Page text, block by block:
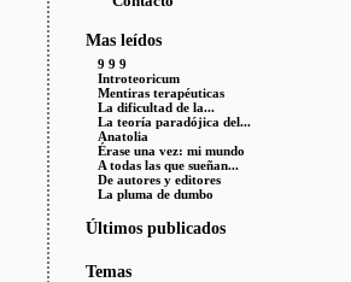
Mas leídos
9 9 9
Introteoricum
Mentiras terapéuticas
La dificultad de la...
La teoría paradójica del...
Anatolia
Érase una vez: mi mundo
A todas las que sueñan...
De autores y editores
La pluma de dumbo
Últimos publicados
Temas